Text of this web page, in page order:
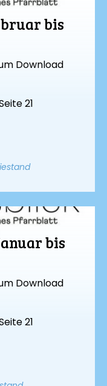
bis
Download
21
bis
Download
21